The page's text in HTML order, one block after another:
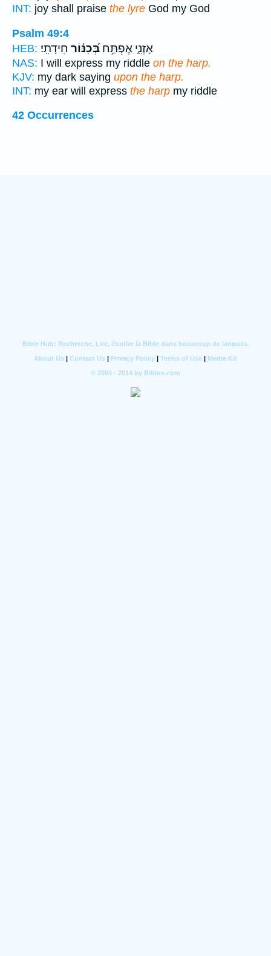
INT: joy shall praise the lyre God my God
Psalm 49:4
HEB:
אָזְנִ֑י אֶפְתַּ֥ח בְּ֝כִנּ֗וֹר חִידָתִֽי׃
NAS: I will express my riddle on the harp.
KJV: my dark saying upon the harp.
INT: my ear will express the harp my riddle
42 Occurrences